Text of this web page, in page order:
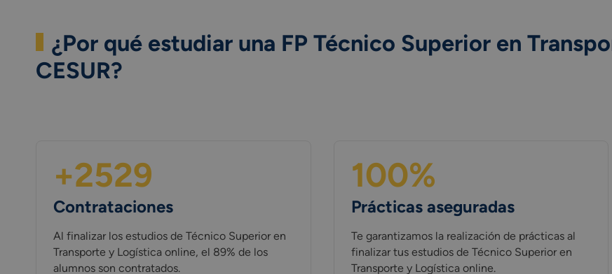
¿Por qué estudiar una FP Técnico Superior en
CESUR?
+2529
Contrataciones
Al finalizar los estudios de Técnico Superior en
Transporte y Logística online, el 89% de los
alumnos son contratados.
100%
Prácticas aseguradas
Te garantizamos la realización de prácticas al
finalizar tus estudios de Técnico Superior en
Transporte y Logística online.